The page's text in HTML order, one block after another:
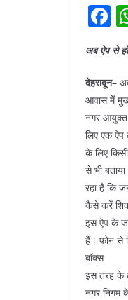
F
a
c
e
b
o
o
k
अब ऐप से
देहरादून–
आवास में
नगर आयुक्त
लिए एक ऐप
के लिए
से भी
रहा है कि
कैसे करें
इस ऐप के
हैं। फोन से
बॉक्स
इस तरह के
नगर निगम